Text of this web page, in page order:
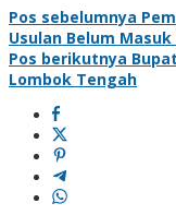
Pos sebelumnya
Usulan Belum
Pos berikutnya
Lombok Tengah